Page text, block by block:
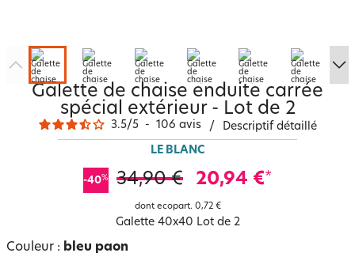
Galette de chaise enduite carrée
spécial extérieur - Lot de 2
3.5/5 - 106 avis / Descriptif détaillé
LE BLANC
-40% 34,90 € 20,94 €*
dont ecopart. 0,72 €
Galette 40x40 Lot de 2
Couleur : bleu paon